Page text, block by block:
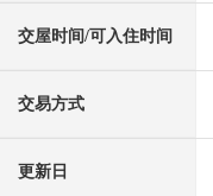
交屋时间/可入住时间
交易方式
更新日